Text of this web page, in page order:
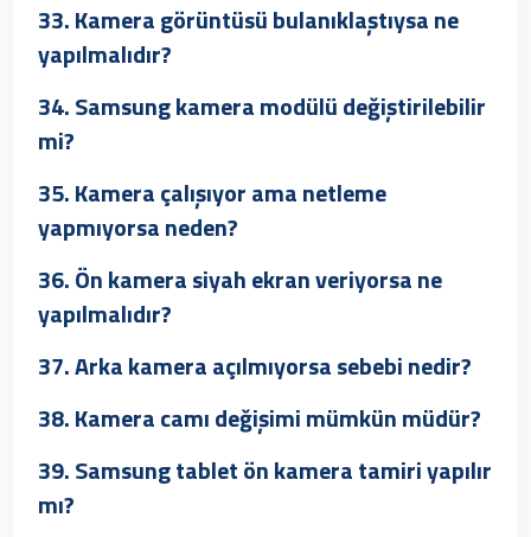
33. Kamera görüntüsü bulanıklaştıysa ne
yapılmalıdır?
34. Samsung kamera modülü değiştirilebilir
mi?
35. Kamera çalışıyor ama netleme
yapmıyorsa neden?
36. Ön kamera siyah ekran veriyorsa ne
yapılmalıdır?
37. Arka kamera açılmıyorsa sebebi nedir?
38. Kamera camı değişimi mümkün müdür?
39. Samsung tablet ön kamera tamiri yapılır
mı?